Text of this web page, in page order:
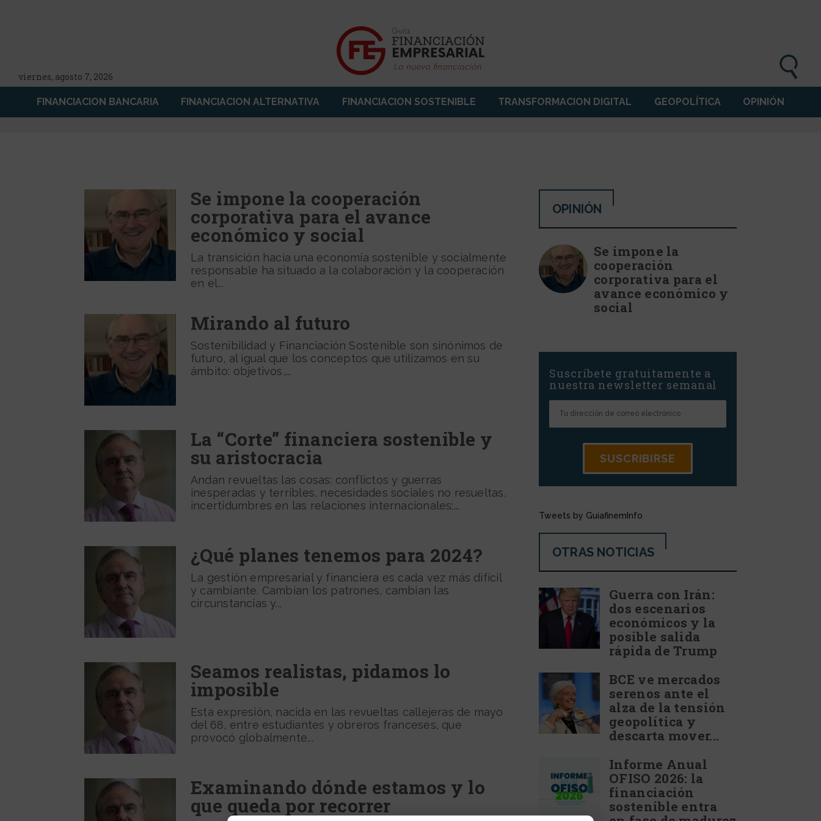
viernes, agosto 7, 2026
FINANCIACION BANCARIA FINANCIACION ALTERNATIVA FINANCIACION SOSTENIBLE TRANSFORMACION DIGITAL GEOPOLÍTICA OPINIÓN
Se impone la cooperación
corporativa para el avance
económico y social
La transición hacia una economía sostenible y socialmente
responsable ha situado a la colaboración y la cooperación
en el...
Mirando al futuro
Sostenibilidad y Financiación Sostenible son sinónimos de
futuro, al igual que los conceptos que utilizamos en su
ámbito: objetivos,...
La “Corte” financiera sostenible y
su aristocracia
Andan revueltas las cosas: conflictos y guerras
inesperadas y terribles, necesidades sociales no resueltas,
incertidumbres en las relaciones internacionales;...
¿Qué planes tenemos para 2024?
La gestión empresarial y financiera es cada vez más difícil
y cambiante. Cambian los patrones, cambian las
circunstancias y...
Seamos realistas, pidamos lo
imposible
Esta expresión, nacida en las revueltas callejeras de mayo
del 68, entre estudiantes y obreros franceses, que
provocó globalmente...
Examinando dónde estamos y lo
que queda por recorrer
OPINIÓN
Se impone la
cooperación
corporativa para el
avance económico y
social
Suscríbete gratuitamente a
nuestra newsletter semanal
Tweets by GuiafinemInfo
OTRAS NOTICIAS
Guerra con Irán:
dos escenarios
económicos y la
posible salida
rápida de Trump
BCE ve mercados
serenos ante el
alza de la tensión
geopolítica y
descarta mover...
Informe Anual
OFISO 2026: la
financiación
sostenible entra